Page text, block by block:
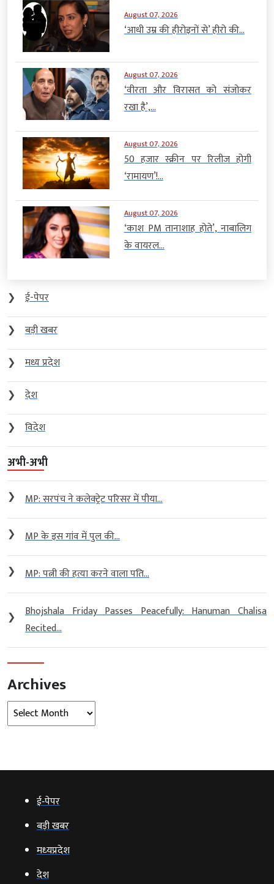
August 07, 2026
‘आधी उम्र की हीरोइनों से’ हीरो की...
August 07, 2026
‘वीरता और विरासत को संजोकर
रखा है’,...
August 07, 2026
50 हजार स्क्रीन पर रिलीज होगी
‘रामायण’!...
August 07, 2026
‘काश PM तानाशाह होते’, नाबालिग
के वायरल...
❯
ई-पेपर
❯
बड़ी खबर
❯
मध्य प्रदेश
❯
देश
❯
विदेश
अभी-अभी
❯ MP: सरपंच ने कलेक्ट्रेट परिसर में पीया...
❯ MP के इस गांव में पुल की...
❯ MP: पत्नी की हत्या करने वाला पति...
❯
Bhojshala Friday Passes Peacefully: Hanuman Chalisa
Recited...
Archives
Archives
ई‑पेपर
बड़ी खबर
मध्‍यप्रदेश
देश